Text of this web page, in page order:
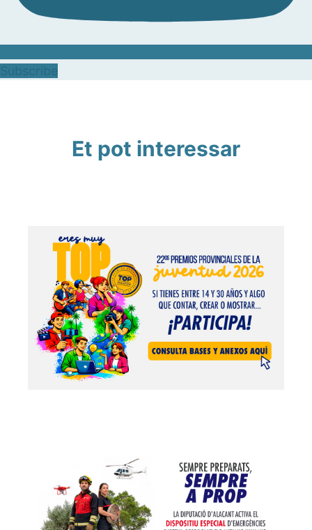
Et pot interessar